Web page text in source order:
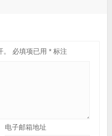
必填项已用 *标注
电子邮箱地址